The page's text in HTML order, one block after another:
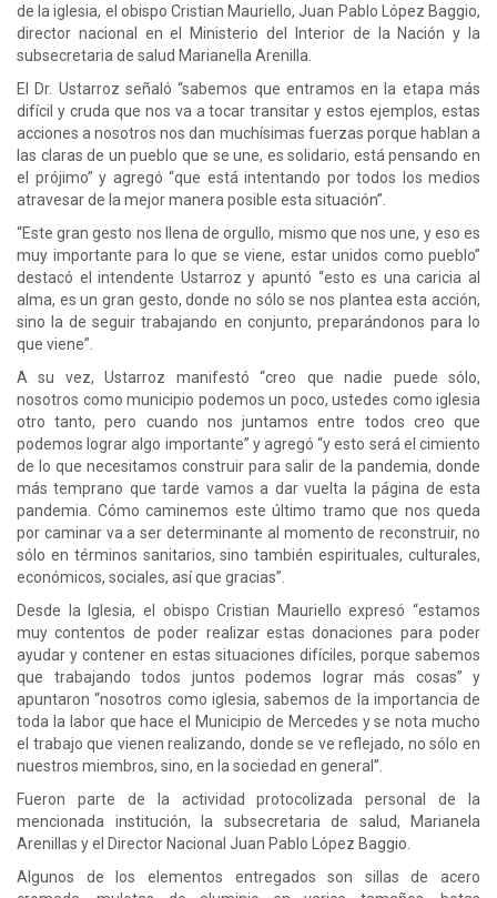
de la iglesia, el obispo Cristian Mauriello, Juan Pablo López Baggio,
director nacional en el Ministerio del Interior de la Nación y la
subsecretaria de salud Marianella Arenilla.
El Dr. Ustarroz señaló “sabemos que entramos en la etapa más
difícil y cruda que nos va a tocar transitar y estos ejemplos, estas
acciones a nosotros nos dan muchísimas fuerzas porque hablan a
las claras de un pueblo que se une, es solidario, está pensando en
el prójimo” y agregó “que está intentando por todos los medios
atravesar de la mejor manera posible esta situación”.
“Este gran gesto nos llena de orgullo, mismo que nos une, y eso es
muy importante para lo que se viene, estar unidos como pueblo”
destacó el intendente Ustarroz y apuntó “esto es una caricia al
alma, es un gran gesto, donde no sólo se nos plantea esta acción,
sino la de seguir trabajando en conjunto, preparándonos para lo
que viene”.
A su vez, Ustarroz manifestó “creo que nadie puede sólo,
nosotros como municipio podemos un poco, ustedes como iglesia
otro tanto, pero cuando nos juntamos entre todos creo que
podemos lograr algo importante” y agregó “y esto será el cimiento
de lo que necesitamos construir para salir de la pandemia, donde
más temprano que tarde vamos a dar vuelta la página de esta
pandemia. Cómo caminemos este último tramo que nos queda
por caminar va a ser determinante al momento de reconstruir, no
sólo en términos sanitarios, sino también espirituales, culturales,
económicos, sociales, así que gracias”.
Desde la Iglesia, el obispo Cristian Mauriello expresó “estamos
muy contentos de poder realizar estas donaciones para poder
ayudar y contener en estas situaciones difíciles, porque sabemos
que trabajando todos juntos podemos lograr más cosas” y
apuntaron “nosotros como iglesia, sabemos de la importancia de
toda la labor que hace el Municipio de Mercedes y se nota mucho
el trabajo que vienen realizando, donde se ve reflejado, no sólo en
nuestros miembros, sino, en la sociedad en general”.
Fueron parte de la actividad protocolizada personal de la
mencionada institución, la subsecretaria de salud, Marianela
Arenillas y el Director Nacional Juan Pablo López Baggio.
Algunos de los elementos entregados son sillas de acero